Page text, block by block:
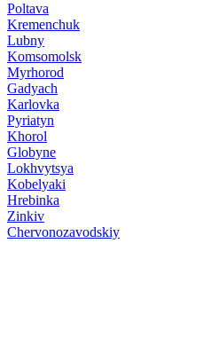
Poltava
Kremenchuk
Lubny
Komsomolsk
Myrhorod
Gadyach
Karlovka
Pyriatyn
Khorol
Globyne
Lokhvytsya
Kobelyaki
Hrebinka
Zinkiv
Chervonozavodskiy